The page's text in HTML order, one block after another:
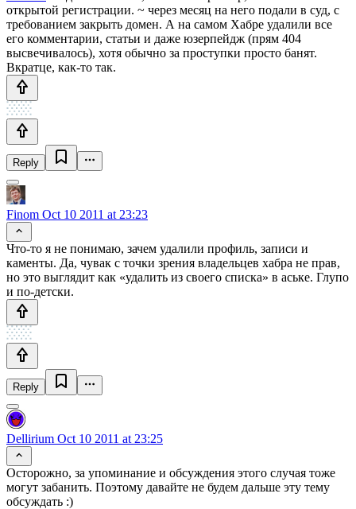
открытой регистрации. ~ через месяц на него подали в суд, с
требованием закрыть домен. А на самом Хабре удалили все
его комментарии, статьи и даже юзерпейдж (прям 404
высвечивалось), хотя обычно за проступки просто банят.
Вкратце, как-то так.
Reply
Finom Oct 10 2011 at 23:23
Что-то я не понимаю, зачем удалили профиль, записи и
каменты. Да, чувак с точки зрения владельцев хабра не прав,
но это выглядит как «удалить из своего списка» в аське. Глупо
и по-детски.
Reply
Dellirium Oct 10 2011 at 23:25
Осторожно, за упоминание и обсуждения этого случая тоже
могут забанить. Поэтому давайте не будем дальше эту тему
обсуждать :)